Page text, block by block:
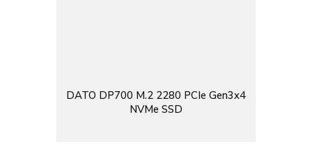
DATO DP700 M.2 2280 PCIe Gen3x4
NVMe SSD